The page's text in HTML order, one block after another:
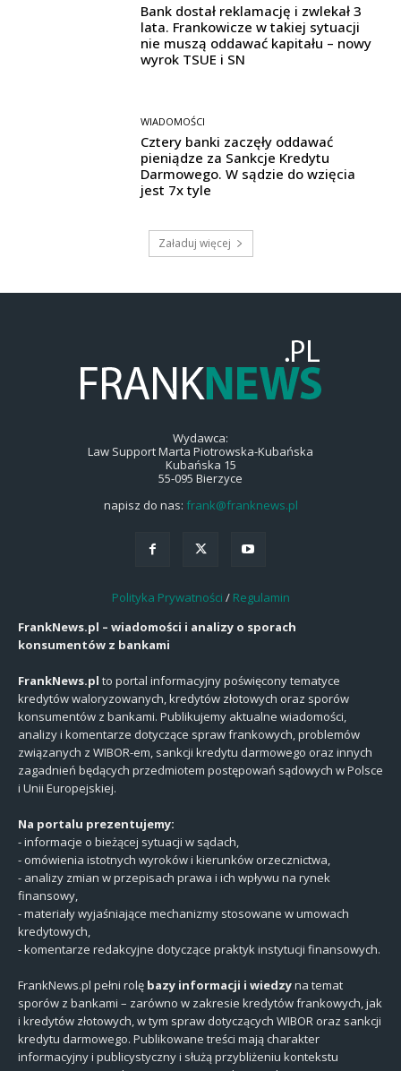
Bank dostał reklamację i zwlekał 3
lata. Frankowicze w takiej sytuacji
nie muszą oddawać kapitału – nowy
wyrok TSUE i SN
WIADOMOŚCI
Cztery banki zaczęły oddawać
pieniądze za Sankcje Kredytu
Darmowego. W sądzie do wzięcia
jest 7x tyle
Załaduj więcej
Wydawca:
Law Support Marta Piotrowska-Kubańska
Kubańska 15
55-095 Bierzyce
napisz do nas: frank@franknews.pl
Polityka Prywatności / Regulamin
FrankNews.pl – wiadomości i analizy o sporach
konsumentów z bankami
FrankNews.pl to portal informacyjny poświęcony tematyce
kredytów waloryzowanych, kredytów złotowych oraz sporów
konsumentów z bankami. Publikujemy aktualne wiadomości,
analizy i komentarze dotyczące spraw frankowych, problemów
związanych z WIBOR-em, sankcji kredytu darmowego oraz innych
zagadnień będących przedmiotem postępowań sądowych w Polsce
i Unii Europejskiej.
Na portalu prezentujemy:
- informacje o bieżącej sytuacji w sądach,
- omówienia istotnych wyroków i kierunków orzecznictwa,
- analizy zmian w przepisach prawa i ich wpływu na rynek
finansowy,
- materiały wyjaśniające mechanizmy stosowane w umowach
kredytowych,
- komentarze redakcyjne dotyczące praktyk instytucji finansowych.
FrankNews.pl pełni rolę bazy informacji i wiedzyna temat
sporów z bankami – zarówno w zakresie kredytów frankowych, jak
i kredytów złotowych, w tym spraw dotyczących WIBOR oraz sankcji
kredytu darmowego. Publikowane treści mają charakter
informacyjny i publicystyczny i służą przybliżeniu kontekstu